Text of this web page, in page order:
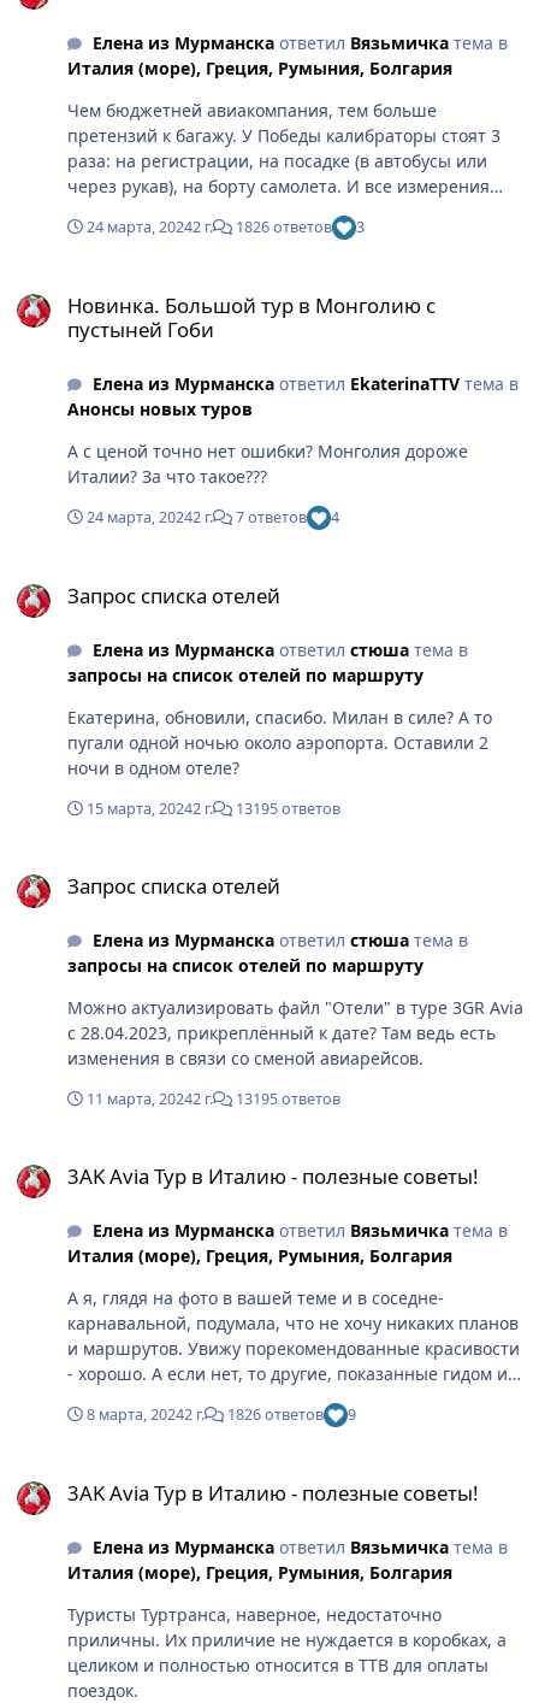
Елена из Мурманскаответил Вязьмичкатема в
Италия (море), Греция, Румыния, Болгария
Чем бюджетней авиакомпания, тем больше
претензий к багажу. У Победы калибраторы стоят 3
раза: на регистрации, на посадке (в автобусы или
через рукав), на борту самолета. И все измерения
производятся выборочно, если возникнут сомнения у
работников.
24 марта, 20242 г. 1826 ответов 3
Новинка. Большой тур в Монголию с
пустыней Гоби
Елена из Мурманскаответил EkaterinaTTVтема в
Анонсы новых туров
А с ценой точно нет ошибки? Монголия дороже
Италии? За что такое???
24 марта, 20242 г. 7 ответов 4
Запрос списка отелей
Елена из Мурманскаответил стюшатема в
запросы на список отелей по маршруту
Екатерина, обновили, спасибо. Милан в силе? А то
пугали одной ночью около аэропорта. Оставили 2
ночи в одном отеле?
15 марта, 20242 г. 13195 ответов
Запрос списка отелей
Елена из Мурманскаответил стюшатема в
запросы на список отелей по маршруту
Можно актуализировать файл "Отели" в туре 3GR Avia
c 28.04.2023, прикреплённый к дате? Там ведь есть
изменения в связи со сменой авиарейсов.
11 марта, 20242 г. 13195 ответов
3AK Avia Тур в Италию - полезные советы!
Елена из Мурманскаответил Вязьмичкатема в
Италия (море), Греция, Румыния, Болгария
А я, глядя на фото в вашей теме и в соседне-
карнавальной, подумала, что не хочу никаких планов
и маршрутов. Увижу порекомендованные красивости
- хорошо. А если нет, то другие, показанные гидом и
увиденные не запланированно самостоятельно, будут
не менее красивы и впечатляющи... Еще и запахи
8 марта, 20242 г. 1826 ответов 9
3AK Avia Тур в Италию - полезные советы!
Елена из Мурманскаответил Вязьмичкатема в
Италия (море), Греция, Румыния, Болгария
Туристы Туртранса, наверное, недостаточно
приличны. Их приличие не нуждается в коробках, а
целиком и полностью относится в ТТВ для оплаты
поездок.